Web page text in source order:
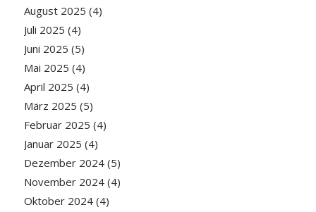
August 2025 (4)
Juli 2025 (4)
Juni 2025 (5)
Mai 2025 (4)
April 2025 (4)
März 2025 (5)
Februar 2025 (4)
Januar 2025 (4)
Dezember 2024(5)
November 2024(4)
Oktober 2024(4)